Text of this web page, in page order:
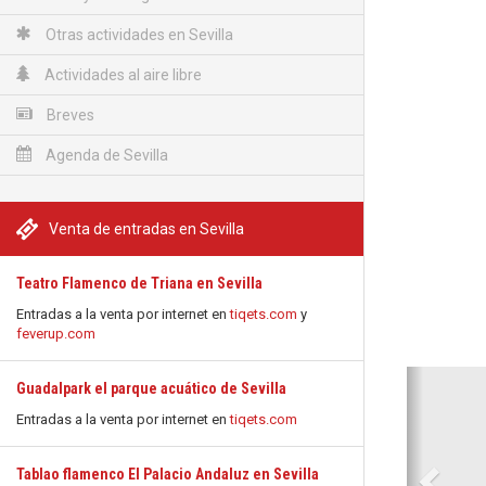
Otras actividades en Sevilla
Actividades al aire libre
Breves
Agenda de Sevilla
Venta de entradas en Sevilla
Teatro Flamenco de Triana en Sevilla
Entradas a la venta por internet entiqets.com y
feverup.com
Guadalpark el parque acuático de Sevilla
Entradas a la venta por internet entiqets.com
Tablao flamenco El Palacio Andaluz en Sevilla